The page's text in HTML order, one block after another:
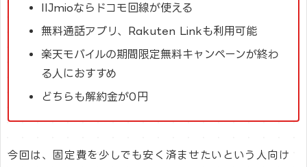
IIJmioならドコモ回線が使える
無料通話アプリ、Rakuten Linkも利用可能
楽天モバイルの期間限定無料キャンペーンが終わ
る人におすすめ
どちらも解約金が0円
今回は、固定費を少しでも安く済ませたいという人向け